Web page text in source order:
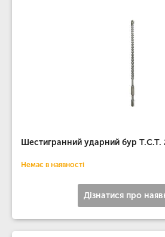
Шестигранний ударний бур
Немає в наявності
Дізнатися про